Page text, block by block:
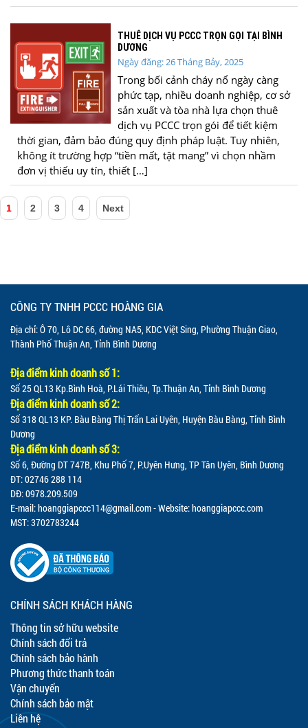
THUÊ DỊCH VỤ PCCC TRỌN GỌI TẠI BÌNH
DƯƠNG
Ngày đăng: 26 Tháng Bảy, 2025
Trong bối cảnh cháy nổ ngày càng
phức tạp, nhiều doanh nghiệp, cơ sở
sản xuất và tòa nhà lựa chọn thuê
dịch vụ PCCC trọn gói để tiết kiệm
thời gian, đảm bảo đúng quy định pháp luật. Tuy nhiên,
không ít trường hợp “tiền mất, tật mang” vì chọn nhầm
đơn vị thiếu uy tín, thiết […]
1 2 3 4 Next
CÔNG TY TNHH PCCC HOÀNG GIA
Địa chỉ: Ô 70, Lô DC 66, đường NA5, KDC Việt Sing, Phường Thuận Giao,
Thành Phố Thuận An, Tỉnh Bình Dương
Địa điểm kinh doanh số 1:
Số 25 QL13 Kp.Bình Hoà, P.Lái Thiêu, Tp.Thuận An, Tỉnh Bình Dương
Địa điểm kinh doanh số 2:
Số 318 QL13 KP. Bàu Bàng Thị Trấn Lai Uyên, Huyện Bàu Bàng, Tỉnh Bình
Dương
Địa điểm kinh doanh số 3:
Số 6, Đường DT 747B, Khu Phố 7, P.Uyên Hưng, TP Tân Uyên, Bình Dương
ĐT: 02746 288 114
DĐ: 0978.209.509
E-mail:hoanggiapccc114@gmail.com- Website: hoanggiapccc.com
MST: 3702783244
CHÍNH SÁCH KHÁCH HÀNG
Thông tin sở hữu website
Chính sách đổi trả
Chính sách bảo hành
Phương thức thanh toán
Vận chuyển
Chính sách bảo mật
Liên hệ